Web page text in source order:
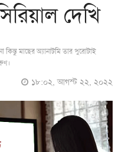
দেখি
কিন্তু মাছের অ্যানাটমি তার ‍পুরোটাই
১৮:০২, আগস্ট ২২, ২০২২